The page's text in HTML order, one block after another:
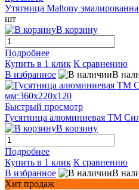
Утятница Mallony
шт
В корзину
Подробнее
Купить в 1 клик К сравнению
В избранное
В
Быстрый просмотр
Гусятница алюминиевая ТМ
В корзину
Подробнее
Купить в 1 клик К сравнению
В избранное
В
Хит продаж